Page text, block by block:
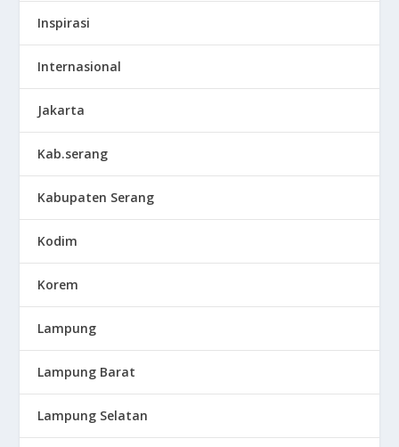
Inspirasi
Internasional
Jakarta
Kab.serang
Kabupaten Serang
Kodim
Korem
Lampung
Lampung Barat
Lampung Selatan